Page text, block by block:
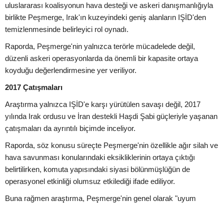
uluslararası koalisyonun hava desteği ve askeri danışmanlığıyla
birlikte Peşmerge, Irak'ın kuzeyindeki geniş alanların IŞİD'den
temizlenmesinde belirleyici rol oynadı.
Raporda, Peşmerge'nin yalnızca terörle mücadelede değil,
düzenli askeri operasyonlarda da önemli bir kapasite ortaya
koyduğu değerlendirmesine yer veriliyor.
2017 Çatışmaları
Araştırma yalnızca IŞİD'e karşı yürütülen savaşı değil, 2017
yılında Irak ordusu ve İran destekli Haşdi Şabi güçleriyle yaşanan
çatışmaları da ayrıntılı biçimde inceliyor.
Raporda, söz konusu süreçte Peşmerge'nin özellikle ağır silah ve
hava savunması konularındaki eksikliklerinin ortaya çıktığı
belirtilirken, komuta yapısındaki siyasi bölünmüşlüğün de
operasyonel etkinliği olumsuz etkilediği ifade ediliyor.
Buna rağmen araştırma, Peşmerge'nin genel olarak "uyum